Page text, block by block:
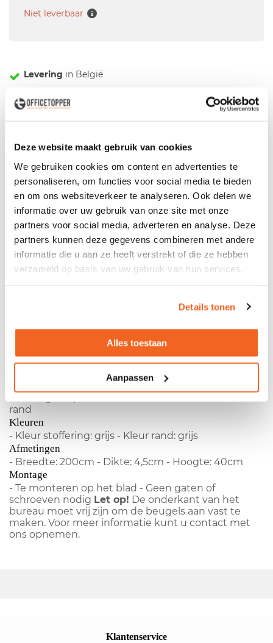
Deze website maakt gebruik van cookies
We gebruiken cookies om content en advertenties te
personaliseren, om functies voor social media te bieden
en om ons websiteverkeer te analyseren. Ook delen we
informatie over uw gebruik van onze site met onze
partners voor social media, adverteren en analyse. Deze
partners kunnen deze gegevens combineren met andere
informatie die u aan ze heeft verstrekt of die ze hebben
verzameld op basis van uw gebruik van hun services.
Details tonen
Alles toestaan
Aanpassen
Niet leverbaar
Levering in België
Voor zowel
Omschrijving
Gebruikte scheidingswand Dutchcreen 200cm
breed - Fabrikant: Dutchcreen - Scheidingswand te
bevestigen op bureau - Gestoffeerd - Kunststof
rand Kleuren- Kleur stoffering: grijs - Kleur rand: grijs
Afmetingen- Breedte: 200cm - Dikte: 4,5cm -
Hoogte: 40cm Montage - Te monteren op het blad -
Geen gaten of schroeven nodig Let op! De
Productspecificaties
Gebruikte scheidingswand Dutchcreen 200cm breed
Dutchcreen - Scheidingswand te
rand
Kleuren
- Kleur stoffering: grijs - Kleur rand: grijs
Afmetingen
- Breedte: 200cm - Dikte: 4,5cm - Hoogte: 40cm
Montage
- Te monteren op het blad - Geen gaten of
schroeven nodig Let op! De onderkant van het
bureau moet vrij zijn om de beugels aan vast te
maken. Voor meer informatie kunt u contact met
ons opnemen.
Klantenservice